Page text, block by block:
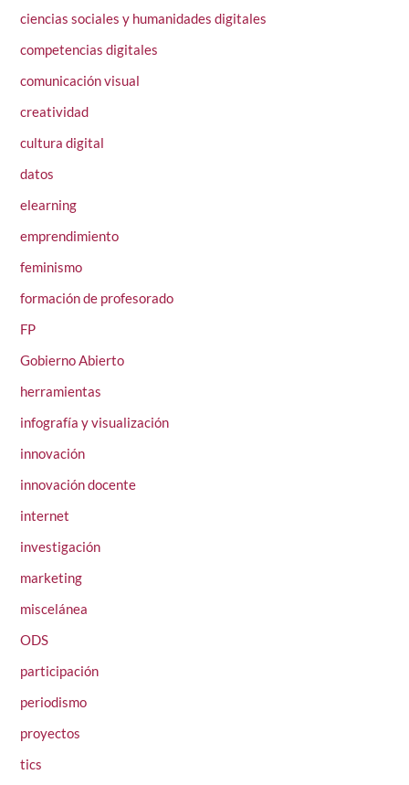
ciencias sociales y humanidades digitales
competencias digitales
comunicación visual
creatividad
cultura digital
datos
elearning
emprendimiento
feminismo
formación de profesorado
FP
Gobierno Abierto
herramientas
infografía y visualización
innovación
innovación docente
internet
investigación
marketing
miscelánea
ODS
participación
periodismo
proyectos
tics